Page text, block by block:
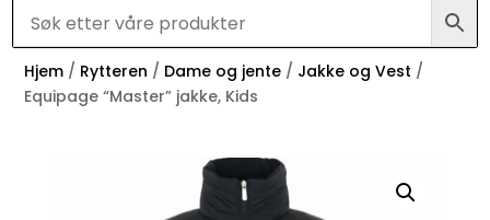
Hjem / Rytteren / Dame og jente / Jakke og Vest /
Equipage “Master” jakke, Kids